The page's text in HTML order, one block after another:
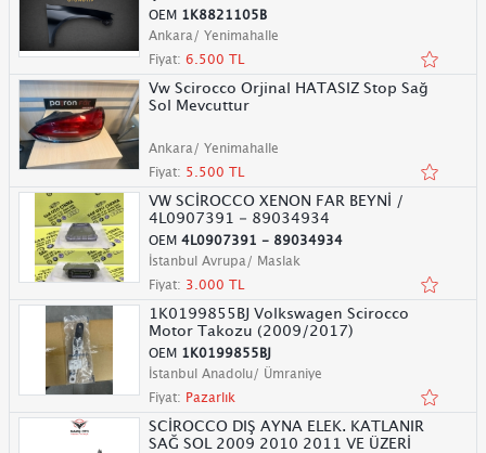
OEM 1K8821105B
Ankara/ Yenimahalle
Fiyat: 6.500 TL
Vw Scirocco Orjinal HATASIZ Stop Sağ
Sol Mevcuttur
Ankara/ Yenimahalle
Fiyat: 5.500 TL
VW SCİROCCO XENON FAR BEYNİ /
4L0907391 - 89034934
OEM 4L0907391 - 89034934
İstanbul Avrupa/ Maslak
Fiyat: 3.000 TL
1K0199855BJ Volkswagen Scirocco
Motor Takozu (2009/2017)
OEM 1K0199855BJ
İstanbul Anadolu/ Ümraniye
Fiyat: Pazarlık
SCİROCCO DIŞ AYNA ELEK. KATLANIR
SAĞ SOL 2009 2010 2011 VE ÜZERİ